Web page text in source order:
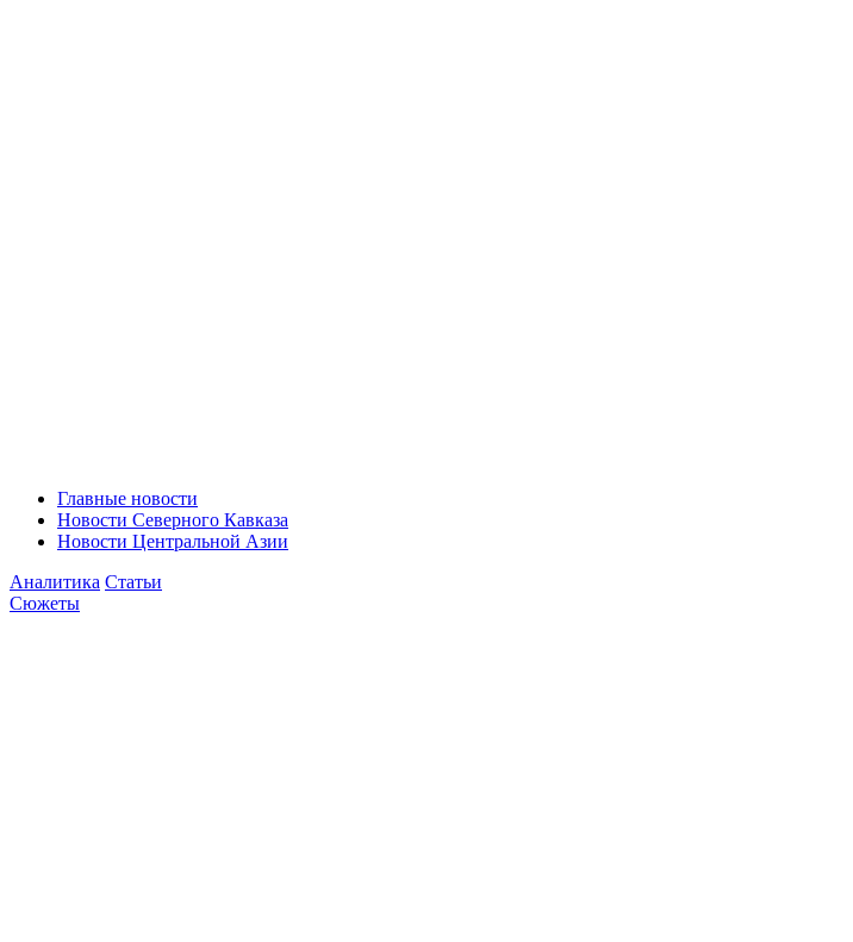
Главные новости
Новости Северного Кавказа
Новости Центральной Азии
Аналитика Статьи
Сюжеты